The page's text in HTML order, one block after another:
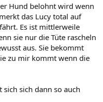
Hund belohnt wird wenn
das Lucy total auf
Es ist mittlerweile
sie nur die Tüte rascheln
aus. Sie bekommt
zu mir kommt wenn die
sich dann so auch